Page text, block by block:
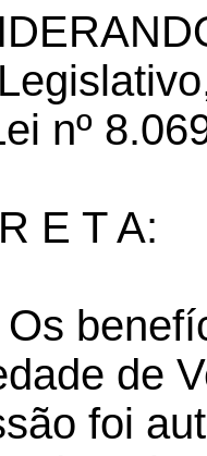
nº
E T A:
Os
de
foi